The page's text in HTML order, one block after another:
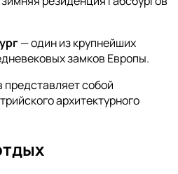
— один из крупнейших
замков Европы.
представляет собой
архитектурного